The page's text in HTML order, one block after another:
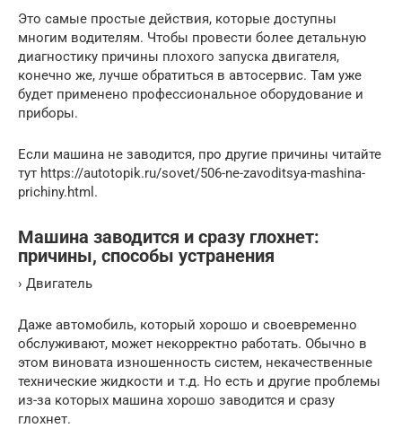
Это самые простые действия, которые доступны
многим водителям. Чтобы провести более детальную
диагностику причины плохого запуска двигателя,
конечно же, лучше обратиться в автосервис. Там уже
будет применено профессиональное оборудование и
приборы.
Если машина не заводится, про другие причины читайте
тут https://autotopik.ru/sovet/506-ne-zavoditsya-mashina-
prichiny.html.
Машина заводится и сразу глохнет:
причины, способы устранения
› Двигатель
Даже автомобиль, который хорошо и своевременно
обслуживают, может некорректно работать. Обычно в
этом виновата изношенность систем, некачественные
технические жидкости и т.д. Но есть и другие проблемы
из-за которых машина хорошо заводится и сразу
глохнет.